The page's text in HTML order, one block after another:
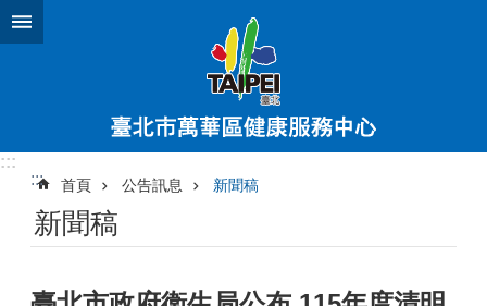
跳到主要內容區塊
:::
:::
首頁 公告訊息 新聞稿
新聞稿